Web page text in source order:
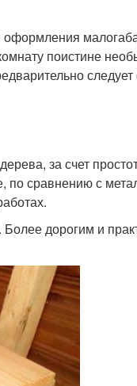
оформления
поистине
следует
за счет
по сравнению с
дорогим и